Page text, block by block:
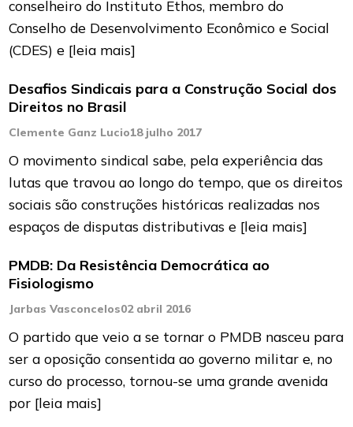
conselheiro do Instituto Ethos, membro do
Conselho de Desenvolvimento Econômico e Social
(CDES) e [leia mais]
Desafios Sindicais para a Construção Social dos
Direitos no Brasil
Clemente Ganz Lucio18 julho 2017
O movimento sindical sabe, pela experiência das
lutas que travou ao longo do tempo, que os direitos
sociais são construções históricas realizadas nos
espaços de disputas distributivas e [leia mais]
PMDB: Da Resistência Democrática ao
Fisiologismo
Jarbas Vasconcelos02 abril 2016
O partido que veio a se tornar o PMDB nasceu para
ser a oposição consentida ao governo militar e, no
curso do processo, tornou-se uma grande avenida
por [leia mais]